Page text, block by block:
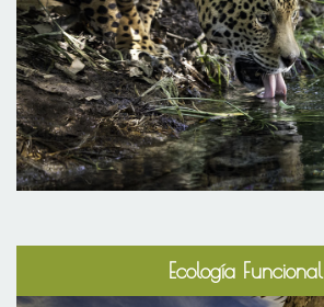
Ecología Funcional